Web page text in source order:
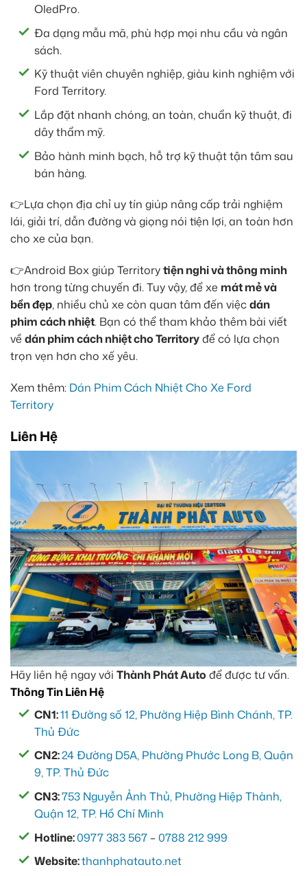
OledPro.
Đa dạng mẫu mã, phù hợp mọi nhu cầu và ngân
sách.
Kỹ thuật viên chuyên nghiệp, giàu kinh nghiệm với
Ford Territory.
Lắp đặt nhanh chóng, an toàn, chuẩn kỹ thuật, đi
dây thẩm mỹ.
Bảo hành minh bạch, hỗ trợ kỹ thuật tận tâm sau
bán hàng.
👉Lựa chọn địa chỉ uy tín giúp nâng cấp trải nghiệm
lái, giải trí, dẫn đường và giọng nói tiện lợi, an toàn hơn
cho xe của bạn.
👉Android Box giúp Territorytiện nghi và thông minh
hơn trong từng chuyến đi. Tuy vậy, để xe mát mẻ và
bền đẹp, nhiều chủ xe còn quan tâm đến việcdán
phim cách nhiệt. Bạn có thể tham khảo thêm bài viết
về dán phim cách nhiệt cho Territoryđể có lựa chọn
trọn vẹn hơn cho xế yêu.
Xem thêm: Dán Phim Cách Nhiệt Cho Xe Ford
Territory
Liên Hệ
Hãy liên hệ ngay với Thành Phát Auto để được tư vấn.
Thông Tin Liên Hệ
CN1:11 Đường số 12, Phường Hiệp Bình Chánh, TP.
Thủ Đức
CN2:24 Đường D5A, Phường Phước Long B, Quận
9, TP. Thủ Đức
CN3:753 Nguyễn Ảnh Thủ, Phường Hiệp Thành,
Quận 12, TP. Hồ Chí Minh
Hotline:0977 383 567 –0788 212 999
Website:thanhphatauto.net